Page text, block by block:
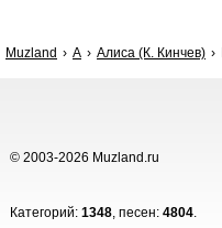
Muzland А Алиса (К. Кинчев)
© 2003-2026 Muzland.ru
Категорий: 1348, песен: 4804.